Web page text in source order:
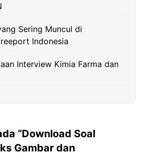
Sering Muncul di
Indonesia
Interview Kimia Farma dan
“Download Soal
Gambar dan